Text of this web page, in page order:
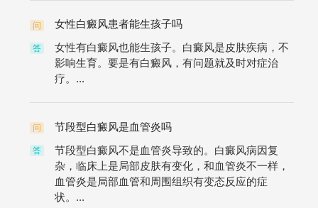
问 女性白癜风患者能生孩子吗
答
女性有白癜风也能生孩子。白癜风是皮肤疾病，不
影响生育。要是有白癜风，有问题就及时对症治
疗。...
问 节段型白癜风是血管炎吗
答
节段型白癜风不是血管炎导致的。白癜风病因复
杂，临床上是局部皮肤有变化，和血管炎不一样，
血管炎是局部血管和周围组织有变态反应的症
状。...